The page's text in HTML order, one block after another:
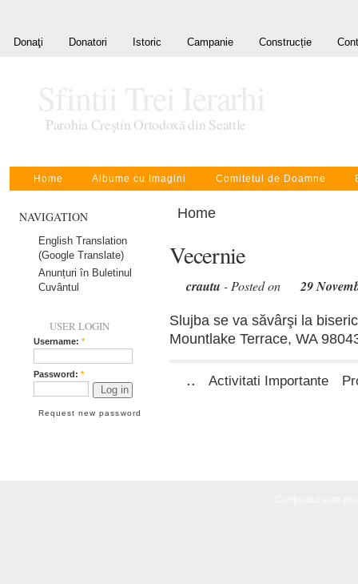
Donaţi Donatori Istoric Campanie Construcție
Parohia Creştin Ortodoxă din Seattle
Home Albume cu Imagini Comitetul de Doamne
NAVIGATION
English Translation
(Google Translate)
Anunțuri în Buletinul
Cuvântul
USER LOGIN
Username: *
Password: *
Request new password
Home
Vecernie
crautu - Posted on 29
Slujba se va săvârşi la
Mountlake Terrace, WA
.. Activitati Importante